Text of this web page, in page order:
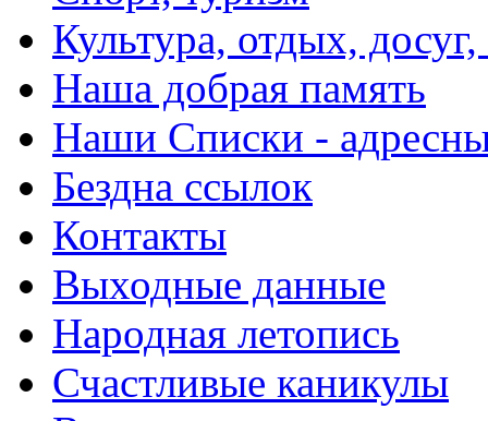
Культура, отдых,
Наша добрая память
Наши Списки -
Бездна ссылок
Контакты
Выходные данные
Народная летопись
Счастливые каникулы